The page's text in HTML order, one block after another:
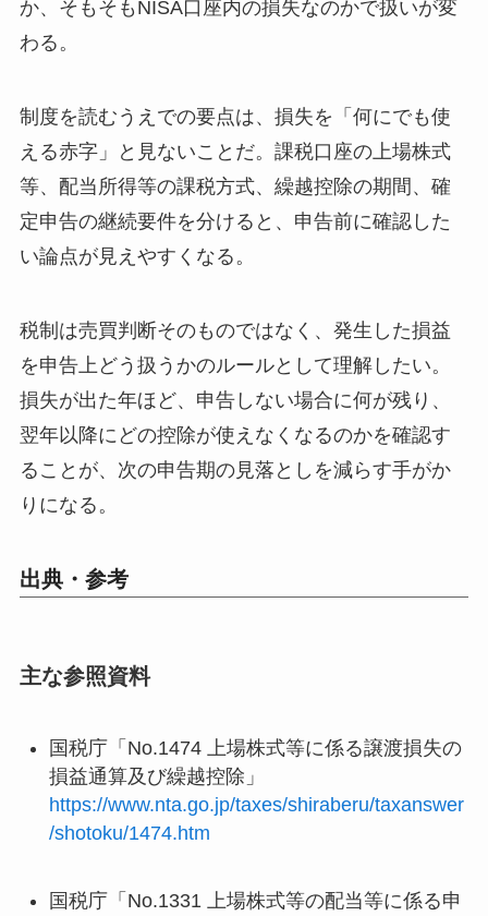
か、そもそもNISA口座内の損失なのかで扱いが変
わる。
制度を読むうえでの要点は、損失を「何にでも使
える赤字」と見ないことだ。課税口座の上場株式
等、配当所得等の課税方式、繰越控除の期間、確
定申告の継続要件を分けると、申告前に確認した
い論点が見えやすくなる。
税制は売買判断そのものではなく、発生した損益
を申告上どう扱うかのルールとして理解したい。
損失が出た年ほど、申告しない場合に何が残り、
翌年以降にどの控除が使えなくなるのかを確認す
ることが、次の申告期の見落としを減らす手がか
りになる。
出典・参考
主な参照資料
国税庁「No.1474 上場株式等に係る譲渡損失の
損益通算及び繰越控除」
https://www.nta.go.jp/taxes/shiraberu/taxanswer
/shotoku/1474.htm
国税庁「No.1331 上場株式等の配当等に係る申